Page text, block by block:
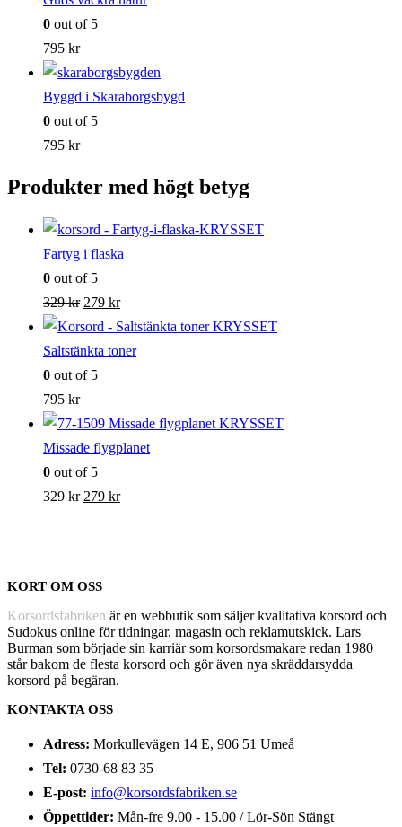
0 out of 5
795 kr
Byggd i Skaraborgsbygd
0 out of 5
795 kr
Produkter med högt betyg
Fartyg i flaska
0 out of 5
329kr Det
ursprungliga
priset
var:
279 krDet
nuvarande
priset
Saltstänkta toner
0 out of 5
795 kr
Missade flygplanet
0 out of 5
329kr Det
329 kr.
279 krDet
KORT OM OSS
Korsordsfabriken är en webbutik som säljer kvalitativa korsord och
Sudokus online för tidningar, magasin och reklamutskick. Lars
Burman som började sin karriär som korsordsmakare redan 1980
står bakom de flesta korsord och gör även nya skräddarsydda
korsord på begäran.
KONTAKTA OSS
Adress: Morkullevägen 14 E, 906 51 Umeå
Tel: 0730-68 83 35
E-post: info@korsordsfabriken.se
Öppettider: Mån-fre 9.00 - 15.00 / Lör-Sön Stängt